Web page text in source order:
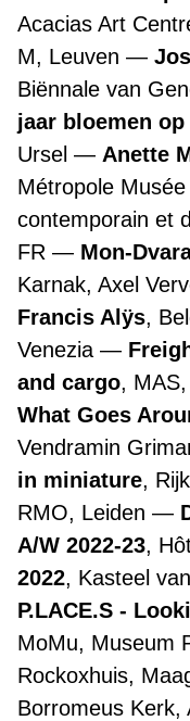
Acacias Art
M, Leuven
Biënnale van
jaar bloemen op
Ursel
Anette
Métropole
contemporain et
FR
Mon-
Karnak, Axel
Francis Alÿs,
Venezia
and cargo,
What Goes
Vendramin
in miniature,
RMO, Leiden
A/W 2022-23,
2022, Kasteel
P.LACE.S -
MoMu, Museum
Rockoxhuis,
Borromeus Kerk,